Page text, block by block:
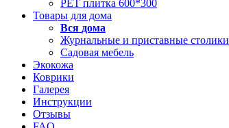
РЕТ плитка 600*300
Товары для дома
Вся дома
Журнальные и приставные столики
Садовая мебель
Экокожа
Коврики
Галерея
Инструкции
Отзывы